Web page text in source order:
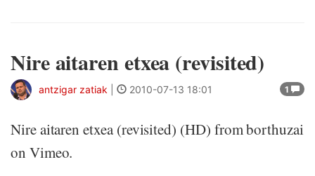
Nire aitaren etxea (revisited)
1
antzigar zatiak 2010-07-13 18:01
Nire aitaren etxea (revisited) (HD) from borthuzai
on Vimeo.